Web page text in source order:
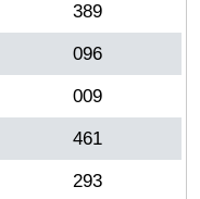
389
096
009
461
293